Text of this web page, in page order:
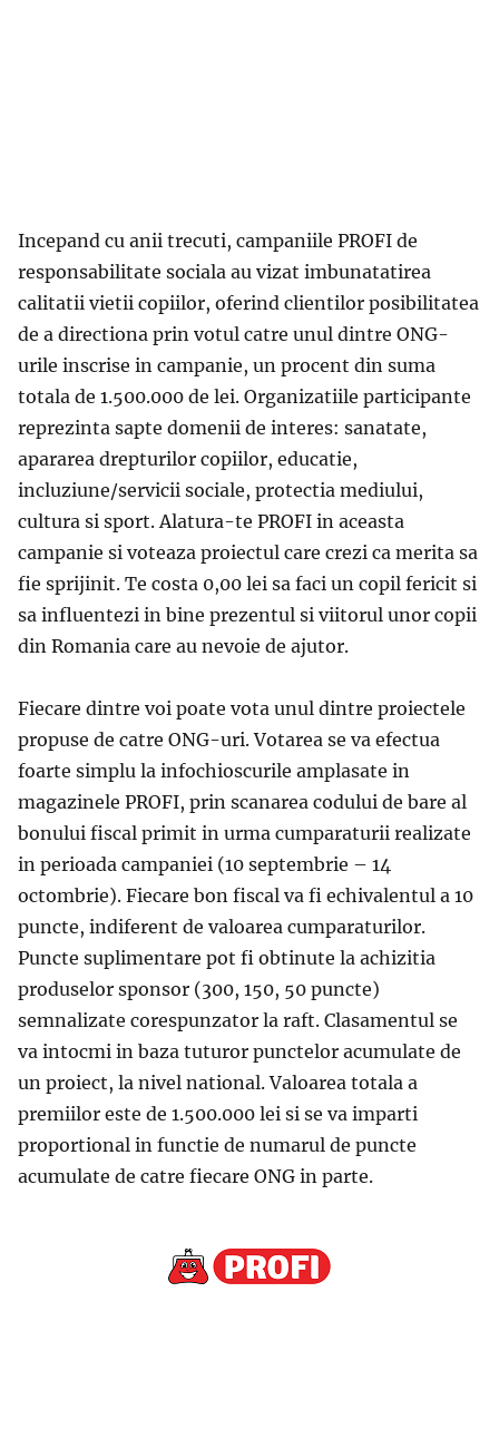
Incepand cu anii trecuti, campaniile PROFI de
responsabilitate sociala au vizat imbunatatirea
calitatii vietii copiilor, oferind clientilor posibilitatea
de a directiona prin votul catre unul dintre ONG-
urile inscrise in campanie, un procent din suma
totala de 1.500.000 de lei. Organizatiile participante
reprezinta sapte domenii de interes: sanatate,
apararea drepturilor copiilor, educatie,
incluziune/servicii sociale, protectia mediului,
cultura si sport. Alatura-te PROFI in aceasta
campanie si voteaza proiectul care crezi ca merita sa
fie sprijinit. Te costa 0,00 lei sa faci un copil fericit si
sa influentezi in bine prezentul si viitorul unor copii
din Romania care au nevoie de ajutor.
Fiecare dintre voi poate vota unul dintre proiectele
propuse de catre ONG-uri. Votarea se va efectua
foarte simplu la infochioscurile amplasate in
magazinele PROFI, prin scanarea codului de bare al
bonului fiscal primit in urma cumparaturii realizate
in perioada campaniei (10 septembrie – 14
octombrie). Fiecare bon fiscal va fi echivalentul a 10
puncte, indiferent de valoarea cumparaturilor.
Puncte suplimentare pot fi obtinute la achizitia
produselor sponsor (300, 150, 50 puncte)
semnalizate corespunzator la raft. Clasamentul se
va intocmi in baza tuturor punctelor acumulate de
un proiect, la nivel national. Valoarea totala a
premiilor este de 1.500.000 lei si se va imparti
proportional in functie de numarul de puncte
acumulate de catre fiecare ONG in parte.